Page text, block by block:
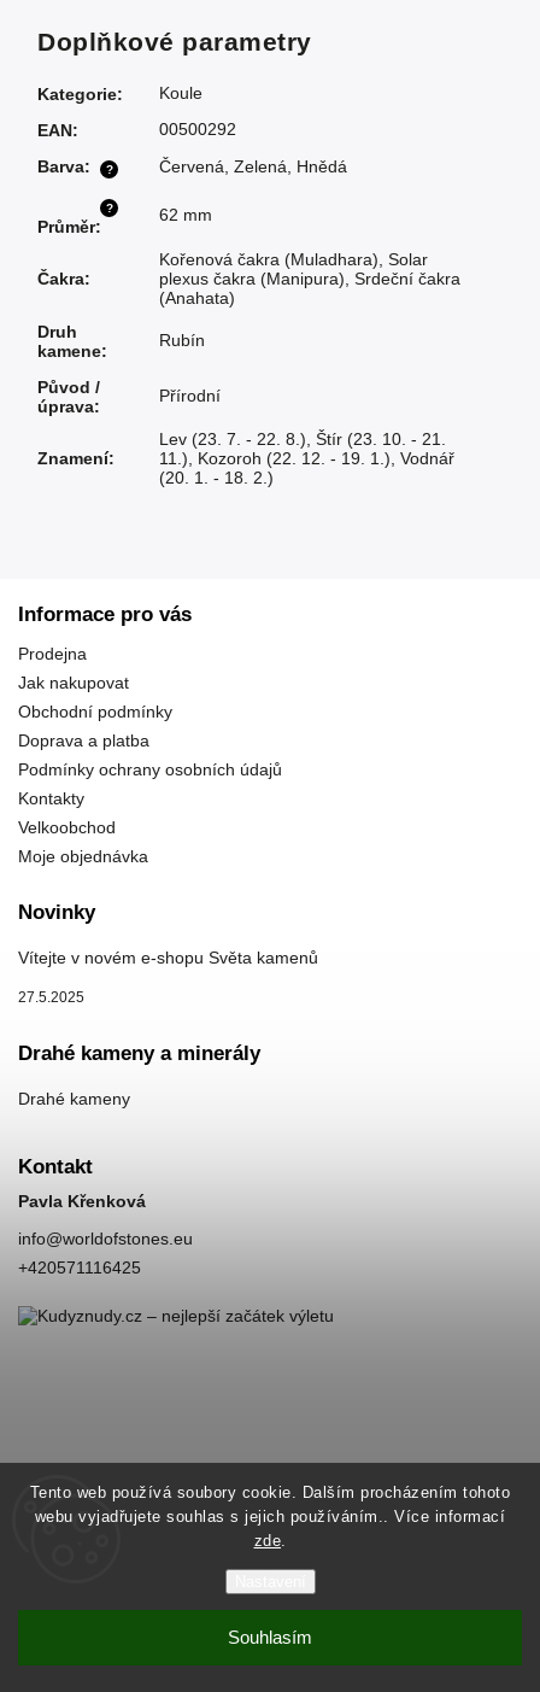
Tento web používá soubory cookie. Dalším procházením tohoto
webu vyjadřujete souhlas s jejich používáním.. Více informací
zde.
Souhlasím
Doplňkové parametry
Kategorie:
Koule
EAN: 00500292
?
Barva: Červená Zelená Hnědá
?
Průměr:
62 mm
Čakra:
Kořenová čakra (Muladhara) Solar
plexus čakra (Manipura) Srdeční čakra
(Anahata)
Druh
kamene:
Rubín
Původ /
úprava:
Přírodní
Znamení:
Lev (23. 7. - 22. 8.) Štír (23. 10. - 21.
11.)
Kozoroh (22. 12. - 19. 1.) Vodnář
(20. 1. - 18. 2.)
Informace pro vás
Prodejna
Jak nakupovat
Obchodní podmínky
Doprava a platba
Podmínky ochrany osobních údajů
Kontakty
Velkoobchod
Moje objednávka
Novinky
Vítejte v novém e-shopu Světa kamenů
27.5.2025
Drahé kameny a minerály
Drahé kameny
Kontakt
Pavla Křenková
info@worldofstones.eu
+420571116425
World of Stones. Všechna práva vyhrazena.